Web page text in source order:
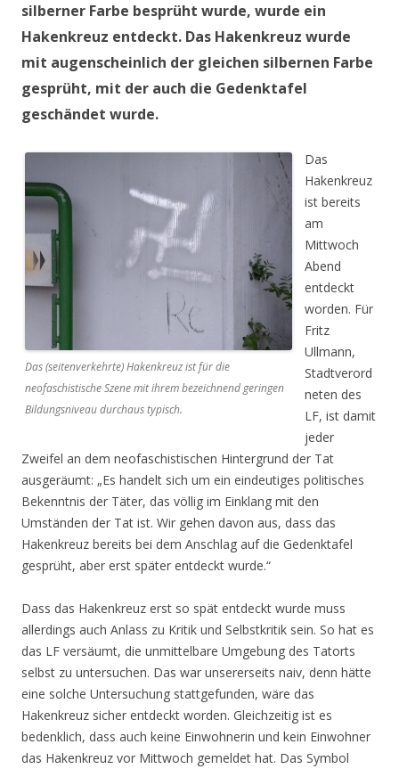
silberner Farbe besprüht wurde, wurde ein
Hakenkreuz entdeckt. Das Hakenkreuz wurde
mit augenscheinlich der gleichen silbernen Farbe
gesprüht, mit der auch die Gedenktafel
geschändet wurde.
Das (seitenverkehrte) Hakenkreuz ist für die
neofaschistische Szene mit ihrem bezeichnend geringen
Bildungsniveau durchaus typisch.
Das
Hakenkreuz
ist bereits
am
Mittwoch
Abend
entdeckt
worden. Für
Fritz
Ullmann,
Stadtverord
neten des
LF, ist damit
jeder
Zweifel an dem neofaschistischen Hintergrund der Tat
ausgeräumt: „Es handelt sich um ein eindeutiges politisches
Bekenntnis der Täter, das völlig im Einklang mit den
Umständen der Tat ist. Wir gehen davon aus, dass das
Hakenkreuz bereits bei dem Anschlag auf die Gedenktafel
gesprüht, aber erst später entdeckt wurde.“
Dass das Hakenkreuz erst so spät entdeckt wurde muss
allerdings auch Anlass zu Kritik und Selbstkritik sein. So hat es
das LF versäumt, die unmittelbare Umgebung des Tatorts
selbst zu untersuchen. Das war unsererseits naiv, denn hätte
eine solche Untersuchung stattgefunden, wäre das
Hakenkreuz sicher entdeckt worden. Gleichzeitig ist es
bedenklich, dass auch keine Einwohnerin und kein Einwohner
das Hakenkreuz vor Mittwoch gemeldet hat. Das Symbol